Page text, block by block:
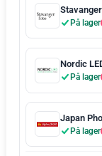
På lager
Nordic
På lager
Japan
På lager